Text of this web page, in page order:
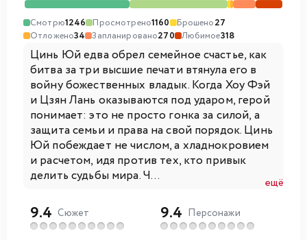
Смотрю1246 Просмотрено1160 Брошено27
Отложено34 Запланировано270 Любимое318
Цинь Юй едва обрел семейное счастье, как
битва за три высшие печати втянула его в
войну божественных владык. Когда Хоу Фэй
и Цзян Лань оказываются под ударом, герой
понимает: это не просто гонка за силой, а
защита семьи и права на свой порядок. Цинь
Юй побеждает не числом, а хладнокровием
и расчетом, идя против тех, кто привык
делить судьбы мира. Ч...
ещё
9.4 Сюжет 9.4 Персонажи